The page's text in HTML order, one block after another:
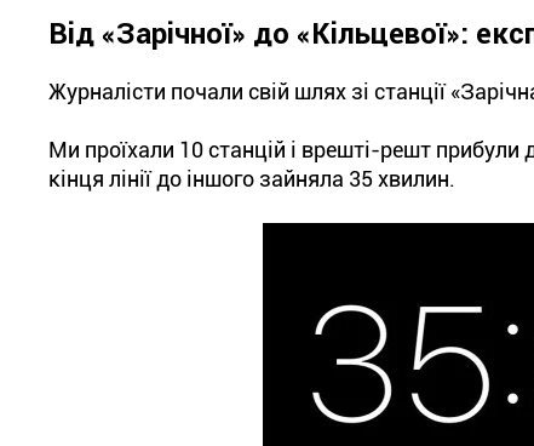
Від «Зарічної» до «Кільцевої»:
Журналісти почали свій шлях зі станції
Ми проїхали 10 станцій і врешті-решт
кінця лінії до іншого зайняла 35 хвилин.